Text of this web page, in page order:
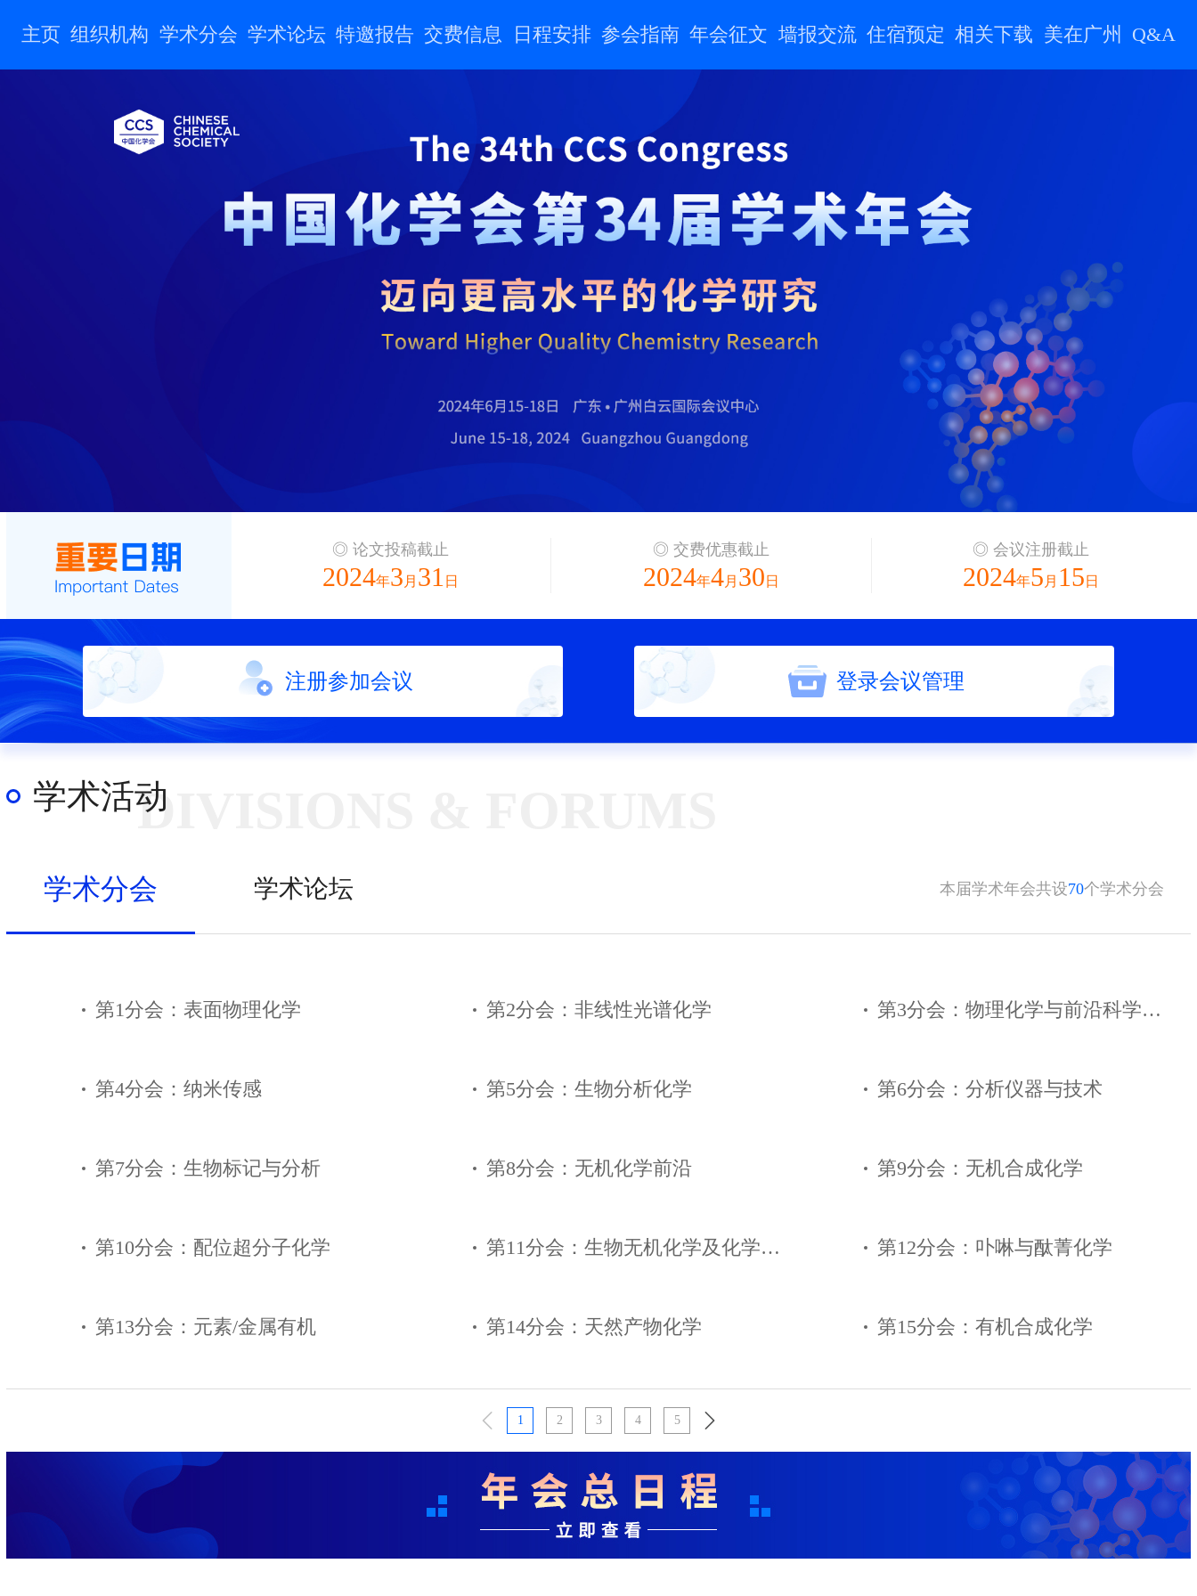
主页 组织机构 学术分会 学术论坛 特邀报告 交费信息 日程安排 参会指南 年会征文 墙报交流 住宿预定 相关下载 美在广州 Q&A
◎ 论文投稿截止
2024年3 月 31 日
◎ 交费优惠截止
2024年4月 30 日
◎ 会议注册截止
2024年5 月 15 日
注册参加会议 登录会议管理
学术活动DIVISIONS & FORUMS
学术分会 学术论坛 本届学术年会共设70个学术分会
第1分会：表面物理化学 第2分会：非线性光谱化学 第3分会：物理化学与前沿科学技术
第4分会：纳米传感 第5分会：生物分析化学 第6分会：分析仪器与技术
第7分会：生物标记与分析 第8分会：无机化学前沿 第9分会：无机合成化学
第10分会：配位超分子化学 第11分会：生物无机化学及化学生物学 第12分会：卟啉与酞菁化学
第13分会：元素/金属有机 第14分会：天然产物化学 第15分会：有机合成化学
1 2 3 4 5